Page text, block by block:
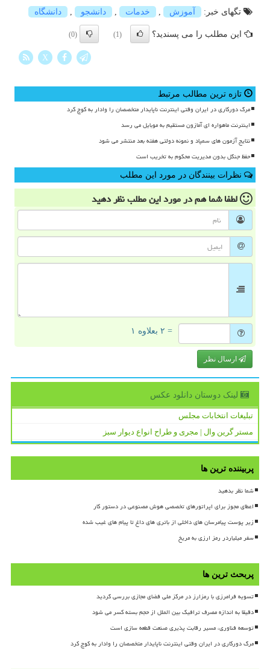
تگهای خبر:
آموزش , خدمات , دانشجو , دانشگاه
این مطلب را می پسندید؟ (1)
(0)
X
تازه ترین مطالب مرتبط
مرگ دورکاری در ایران وقتی اینترنت ناپایدار متخصصان را وادار به کوچ کرد
اینترنت ماهواره ای آمازون مستقیم به موبایل می رسد
نتایج آزمون های سمپاد و نمونه دولتی هفته بعد منتشر می شود
حفظ جنگل بدون مدیریت محکوم به تخریب است
نظرات بینندگان در مورد این مطلب
لطفا شما همدر مورد این مطلبنظر دهید
= ۲ بعلاوه ۱
ارسال نظر
لینک دوستان دانلود عكس
تبلیغات انتخابات مجلس
مستر گرین وال | مجری و طراح انواع دیوار سبز
پربیننده ترین ها
شما نظر بدهید
اعطای مجوز برای اپراتورهای تخصصی هوش مصنوعی در دستور کار
زیر پوست پیامرسان های داخلی از باتری های داغ تا پیام های غیب شده
سفر میلیاردر رمز ارزی به مریخ
پربحث ترین ها
تسویه فرامرزی با رمزارز در مرکز ملی فضای مجازی بررسی گردید
دقیقا به اندازه مصرف ترافیک بین الملل از حجم بسته کسر می شود
توسعه فناوری، مسیر رقابت پذیری صنعت قطعه سازی است
مرگ دورکاری در ایران وقتی اینترنت ناپایدار متخصصان را وادار به کوچ کرد